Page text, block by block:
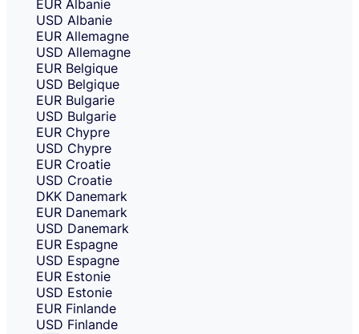
EUR Albanie
USD Albanie
EUR Allemagne
USD Allemagne
EUR Belgique
USD Belgique
EUR Bulgarie
USD Bulgarie
EUR Chypre
USD Chypre
EUR Croatie
USD Croatie
DKK Danemark
EUR Danemark
USD Danemark
EUR Espagne
USD Espagne
EUR Estonie
USD Estonie
EUR Finlande
USD Finlande